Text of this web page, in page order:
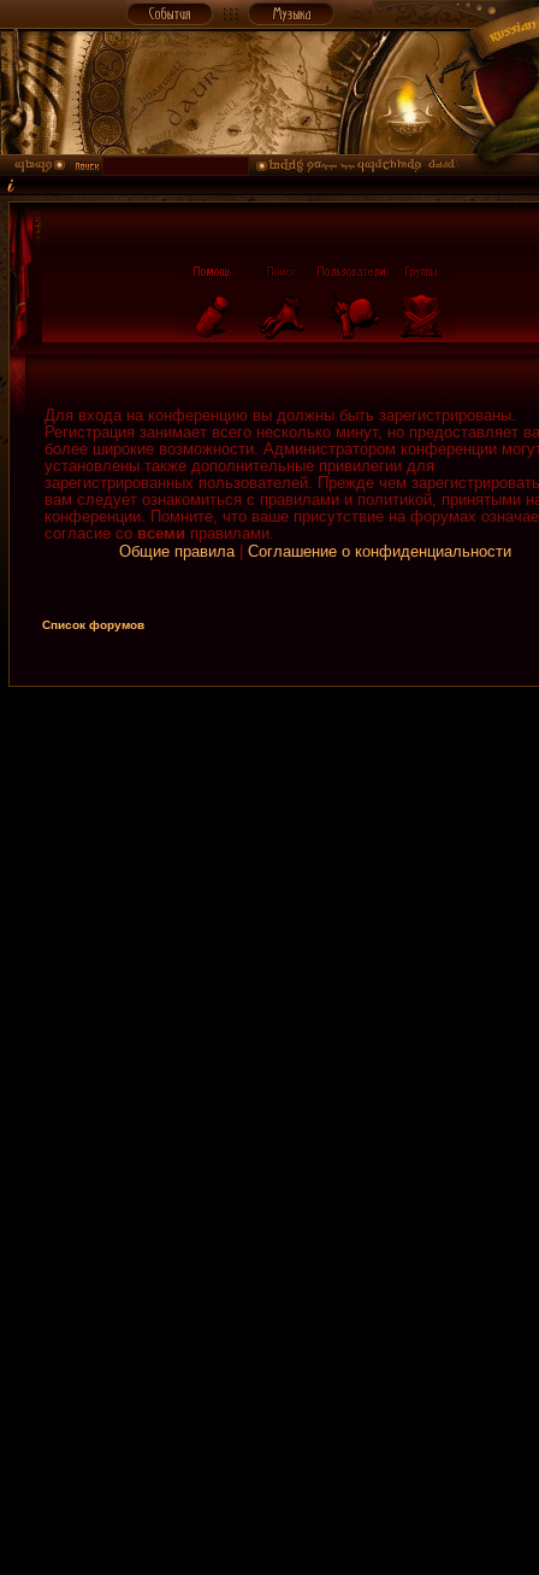
Для входа на конференцию вы должны быть зарегистрированы.
Регистрация занимает всего несколько минут, но предоставляет
более широкие возможности. Администратором конференции
установлены также дополнительные привилегии для
зарегистрированных пользователей. Прежде чем
вам следует ознакомиться с правилами и политикой, принятыми
конференции. Помните, что ваше присутствие на форумах
согласие со всеми правилами.
Общие правила| Соглашение о конфиденциальности
Список форумов